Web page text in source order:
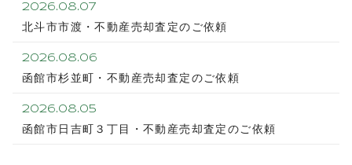
2026.08.07
北斗市市渡・不動産売却査定のご依頼
2026.08.06
函館市杉並町・不動産売却査定のご依頼
2026.08.05
函館市日吉町３丁目・不動産売却査定のご依頼